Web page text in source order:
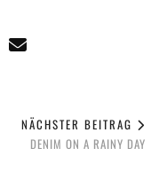
NÄCHSTER BEITRAG
DENIM ON A RAINY DAY